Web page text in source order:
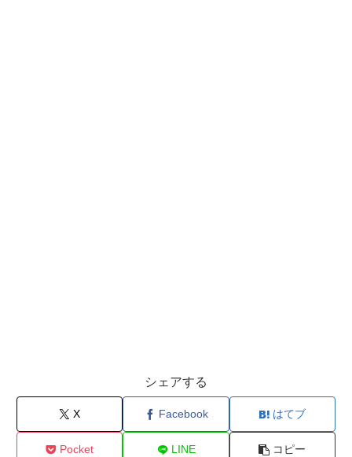
シェアする
X Facebook はてブ
Pocket LINE コピー